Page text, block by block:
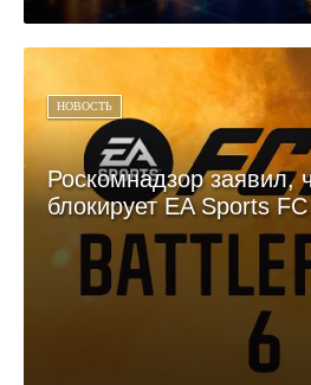
НОВОСТЬ
Роскомнадзор заявил,
блокирует EA Sports